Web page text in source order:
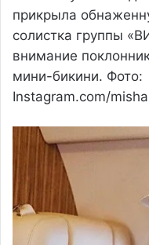
прикрыла
солистка группы
внимание
мини-бикини. Фото:
Instagram.com/